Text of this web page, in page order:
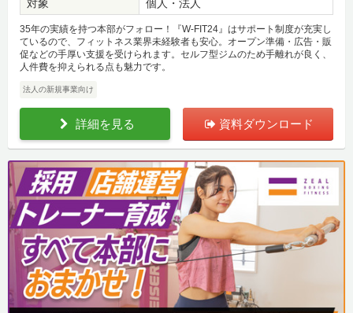
対象 個人・法人
35年の実績を持つ本部がフォロー！『W-FIT24』はサポート制度が充実し
ているので、フィットネス業界未経験者も安心。オープン準備・広告・販
促などの手厚い支援を受けられます。セルフ型ジムのため手離れが良く、
人件費を抑えられる点も魅力です。
法人の新規事業向け
詳細を見る 資料ダウンロード